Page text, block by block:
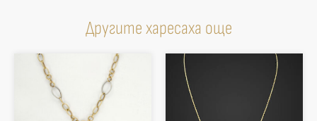
Другите харесаха още